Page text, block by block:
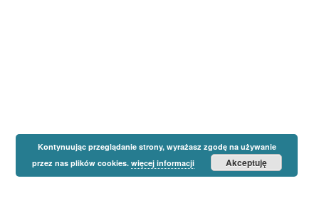
Kontynuując przeglądanie strony, wyrażasz zgodę na używanie
przez nas plików cookies. więcej informacji Akceptuję